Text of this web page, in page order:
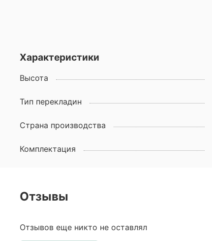
Характеристики
Высота
Тип перекладин
Страна производства
Комплектация
Отзывы
Отзывов еще никто не оставлял